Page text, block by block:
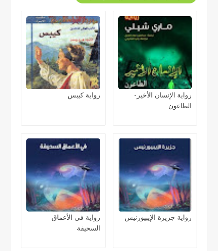
رواية الإنسان الأخير-
الطاعون
رواية كيبس
رواية جزيرة الإيبيورنيس
رواية في الأعماق
السحيقة